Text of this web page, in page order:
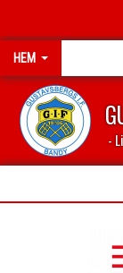
HEM
-